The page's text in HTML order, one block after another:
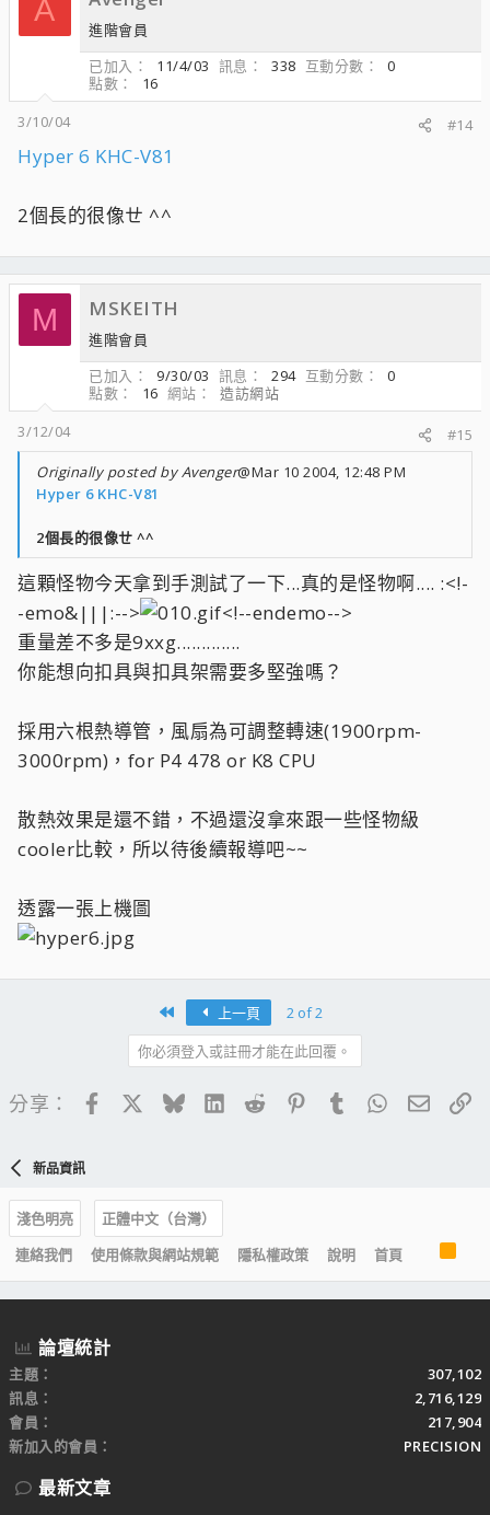
A
進階會員
已加入
11/4/03 訊息 338 互動分數
0
點數
16
3/10/04
#14
Hyper 6 KHC-V81
2個長的很像ㄝ ^^
M MSKEITH
進階會員
已加入
9/30/03 訊息 294 互動分數
0
點數
16 網站
造訪網站
3/12/04
#15
Originally posted by Avenger@Mar 10 2004, 12:48 PM
Hyper 6 KHC-V81
2個長的很像ㄝ ^^
這顆怪物今天拿到手測試了一下...真的是怪物啊.... :<!-
-emo&|||:-->
<!--endemo-->
重量差不多是9xxg.............
你能想向扣具與扣具架需要多堅強嗎？
採用六根熱導管，風扇為可調整轉速(1900rpm-
3000rpm)，for P4 478 or K8 CPU
散熱效果是還不錯，不過還沒拿來跟一些怪物級
cooler比較，所以待後續報導吧~~
透露一張上機圖
上一頁
2 of 2
你必須登入或註冊才能在此回覆。
分享： FacebookBlueskyLinkedIn
Reddit PinterestTumblrWhatsApp
電子
新品資訊
淺色明亮
正體中文（台灣）
連絡我們
使用條款與網站規範 隱私權政策 說明 首頁
R
S
S
論壇統計
主題
307,102
訊息
2,716,129
會員
217,904
新加入的會員
PRECISION
最新文章